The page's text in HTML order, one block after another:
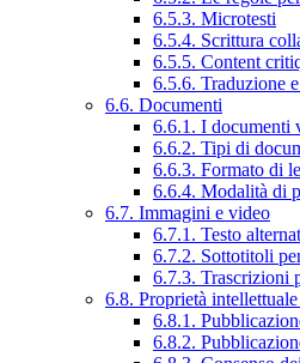
6.5.3. Microtesti
6.5.4. Scrittura
6.5.5. Content
6.5.6. Traduzione
6.6. Documenti
6.6.1. I documenti
6.6.2. Tipi di
6.6.3. Formato di
6.6.4. Modalità di
6.7. Immagini e video
6.7.1. Testo
6.7.2. Sottotitoli
6.7.3. Trascrizioni
6.8. Proprietà
6.8.1.
6.8.2.